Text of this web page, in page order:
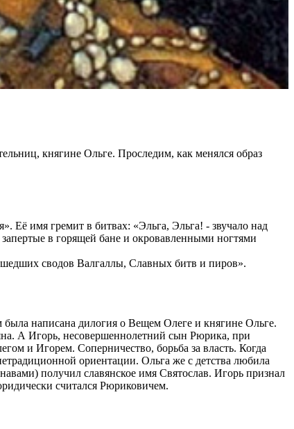
княгине Ольге. Проследим, как менялся образ
Её имя гремит в битвах: «Эльга, Эльга! - звучало над
в горящей бане и окровавленными ногтями
сводов Валгаллы, Славных битв и пиров».
была написана дилогия о Вещем Олеге и княгине Ольге.
А Игорь, несовершеннолетний сын Рюрика, при
и Игорем. Соперничество, борьба за власть. Когда
ориентации. Ольга же с детства любила
получил славянское имя Святослав. Игорь признал
считался Рюриковичем.